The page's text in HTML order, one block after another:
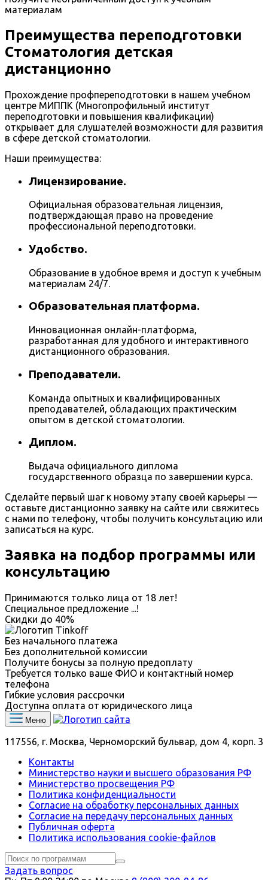
материалам
Преимущества переподготовки
Стоматология детская
дистанционно
Прохождение профпереподготовки в нашем учебном
центре МИППК (Многопрофильный институт
переподготовки и повышения квалификации)
открывает для слушателей возможности для развития
в сфере детской стоматологии.
Наши преимущества:
Лицензирование.
Официальная образовательная лицензия,
подтверждающая право на проведение
профессиональной переподготовки.
Удобство.
Образование в удобное время и доступ к учебным
материалам 24/7.
Образовательная платформа.
Инновационная онлайн-платформа,
разработанная для удобного и интерактивного
дистанционного образования.
Преподаватели.
Команда опытных и квалифицированных
преподавателей, обладающих практическим
опытом в детской стоматологии.
Диплом.
Выдача официального диплома
государственного образца по завершении курса.
Сделайте первый шаг к новому этапу своей карьеры —
оставьте дистанционно заявку на сайте или свяжитесь
с нами по телефону, чтобы получить консультацию или
записаться на курс.
Заявка на подбор программы или
консультацию
Принимаются только лица от 18 лет!
Специальное предложение ...!
Скидки до 40%
Без начального платежа
Без дополнительной комиссии
Получите бонусы за полную предоплату
Требуется только ваше ФИО и контактный номер
телефона
Гибкие условия рассрочки
Доступна оплата от юридического лица
Меню
117556, г. Москва, Черноморский бульвар, дом 4, корп. 3
Контакты
Министерство науки и высшего образования РФ
Министерство просвещения РФ
Политика конфиденциальности
Согласие на обработку персональных данных
Согласие на передачу персональных данных
Публичная оферта
Политика использования сookie-файлов
Задать вопрос